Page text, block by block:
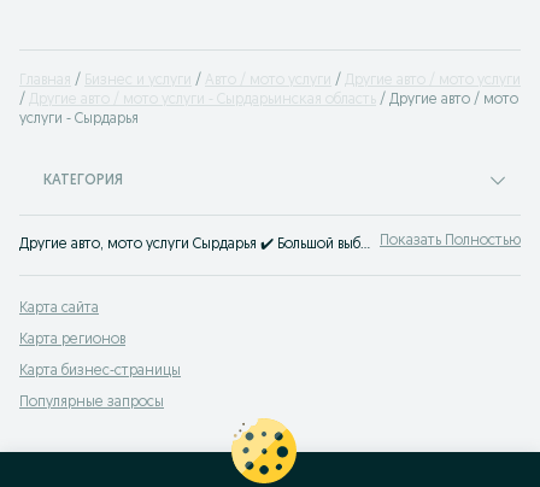
Главная Бизнес и услуги Авто / мото услуги
Другие авто / мото услуги
Другие авто / мото услуги - Сырдарьинская область
Другие авто / мото
услуги - Cырдарья
КАТЕГОРИЯ
Другие авто, мото услуги Cырдарья ✔️ Большой выбор услуг для легковых и грузовых авто, мотоциклов и скутеров ⭐ Выгодные цены на авто услуги на OLX.uz! Показать Полностью
Карта сайта
Карта регионов
Карта бизнес-страницы
Популярные запросы